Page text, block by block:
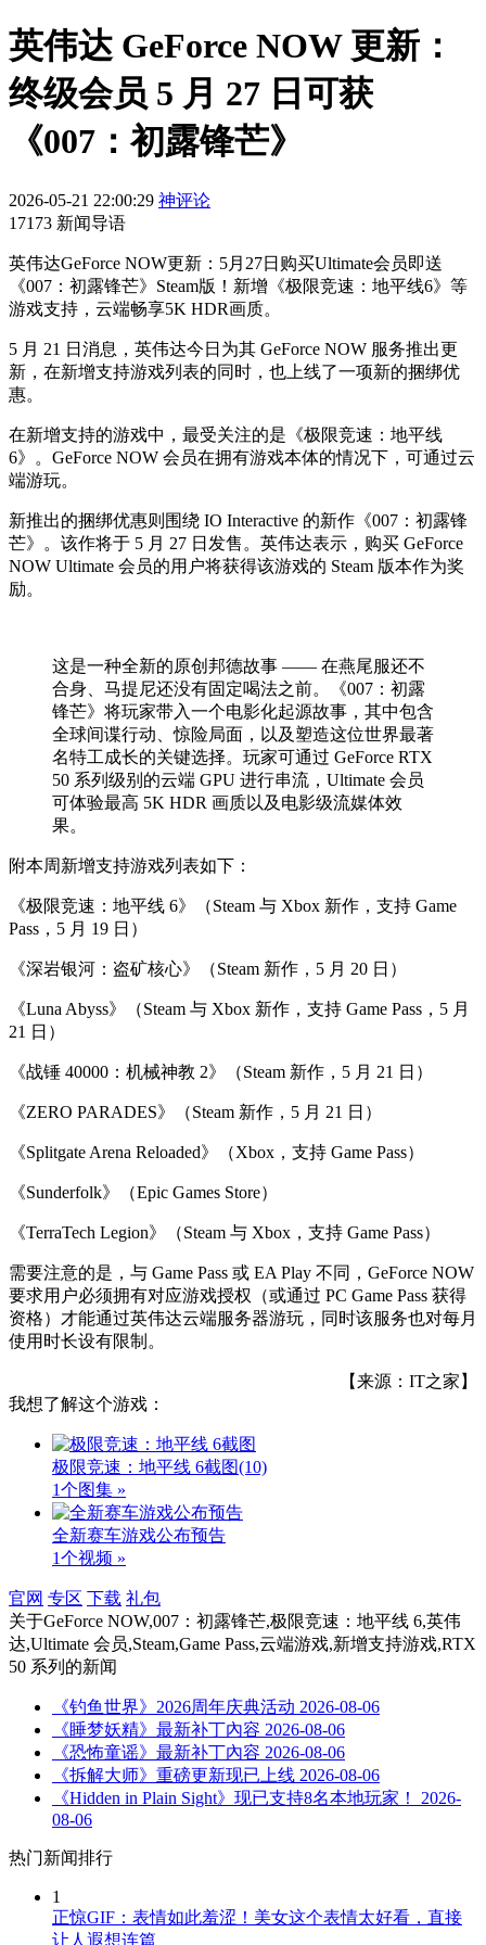
英伟达 GeForce NOW 更新：
终级会员 5 月 27 日可获
《007：初露锋芒》
2026-05-21 22:00:29 神评论
17173 新闻导语
英伟达GeForce NOW更新：5月27日购买Ultimate会员即送
《007：初露锋芒》Steam版！新增《极限竞速：地平线6》等
游戏支持，云端畅享5K HDR画质。
5 月 21 日消息，英伟达今日为其 GeForce NOW 服务推出更
新，在新增支持游戏列表的同时，也上线了一项新的捆绑优
惠。
在新增支持的游戏中，最受关注的是《极限竞速：地平线
6》。GeForce NOW 会员在拥有游戏本体的情况下，可通过云
端游玩。
新推出的捆绑优惠则围绕 IO Interactive 的新作《007：初露锋
芒》。该作将于 5 月 27 日发售。英伟达表示，购买 GeForce
NOW Ultimate 会员的用户将获得该游戏的 Steam 版本作为奖
励。
这是一种全新的原创邦德故事 —— 在燕尾服还不
合身、马提尼还没有固定喝法之前。《007：初露
锋芒》将玩家带入一个电影化起源故事，其中包含
全球间谍行动、惊险局面，以及塑造这位世界最著
名特工成长的关键选择。玩家可通过 GeForce RTX
50 系列级别的云端 GPU 进行串流，Ultimate 会员
可体验最高 5K HDR 画质以及电影级流媒体效
果。
附本周新增支持游戏列表如下：
《极限竞速：地平线 6》（Steam 与 Xbox 新作，支持 Game
Pass，5 月 19 日）
《深岩银河：盗矿核心》（Steam 新作，5 月 20 日）
《Luna Abyss》（Steam 与 Xbox 新作，支持 Game Pass，5 月
21 日）
《战锤 40000：机械神教 2》（Steam 新作，5 月 21 日）
《ZERO PARADES》（Steam 新作，5 月 21 日）
《Splitgate Arena Reloaded》（Xbox，支持 Game Pass）
《Sunderfolk》（Epic Games Store）
《TerraTech Legion》（Steam 与 Xbox，支持 Game Pass）
需要注意的是，与 Game Pass 或 EA Play 不同，GeForce NOW
要求用户必须拥有对应游戏授权（或通过 PC Game Pass 获得
资格）才能通过英伟达云端服务器游玩，同时该服务也对每月
使用时长设有限制。
【来源：IT之家】
我想了解这个游戏：
极限竞速：地平线 6截图(10)
1个图集 »
全新赛车游戏公布预告
1个视频 »
官网 专区 下载 礼包
关于GeForce NOW,007：初露锋芒,极限竞速：地平线 6,英伟
达,Ultimate 会员,Steam,Game Pass,云端游戏,新增支持游戏,RTX
50 系列 的新闻
《钓鱼世界》2026周年庆典活动 2026-08-06
《睡梦妖精》最新补丁內容 2026-08-06
《恐怖童谣》最新补丁內容 2026-08-06
《拆解大师》重磅更新现已上线 2026-08-06
《Hidden in Plain Sight》现已支持8名本地玩家！
2026-
08-06
热门新闻排行
1
正惊GIF：表情如此羞涩！美女这个表情太好看，直接
让人遐想连篇